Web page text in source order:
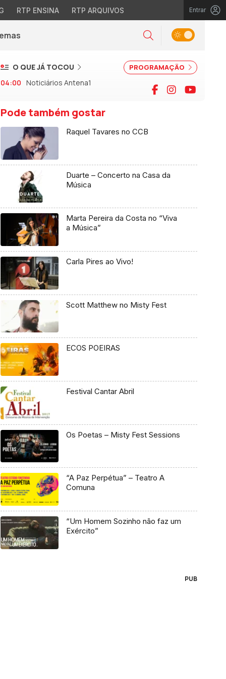
RTP ENSINA RTP ARQUIVOS Entrar
Pesquisar
Alternar tema
PROGRAMAÇÃO
O QUE JÁ TOCOU
04:00 Noticiários Antena1 Facebook
Instagram
Pode também gostar
Raquel Tavares no CCB
Duarte – Concerto na Casa da
Música
Marta Pereira da Costa no “Viva
a Música”
Carla Pires ao Vivo!
Scott Matthew no Misty Fest
ECOS POEIRAS
Festival Cantar Abril
Os Poetas – Misty Fest Sessions
“A Paz Perpétua” – Teatro A
Comuna
“Um Homem Sozinho não faz um
Exército”
PUB